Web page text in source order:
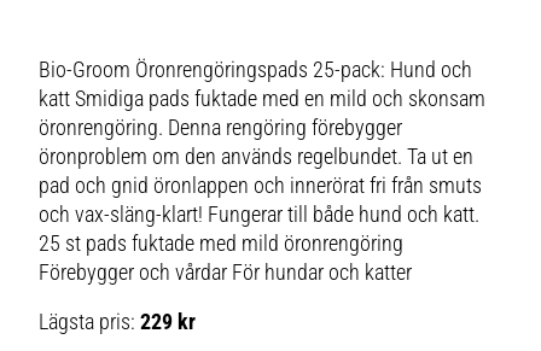
Bio-Groom Öronrengöringspads 25-pack: Hund och
katt Smidiga pads fuktade med en mild och skonsam
öronrengöring. Denna rengöring förebygger
öronproblem om den används regelbundet. Ta ut en
pad och gnid öronlappen och innerörat fri från smuts
och vax-släng-klart! Fungerar till både hund och katt.
25 st pads fuktade med mild öronrengöring
Förebygger och vårdar För hundar och katter
Lägsta pris:229 kr